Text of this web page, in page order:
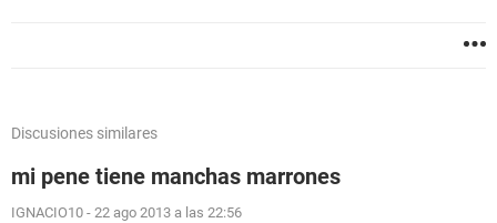
Discusiones similares
mi pene tiene manchas marrones
IGNACIO10 - 22 ago 2013 a las 22:56